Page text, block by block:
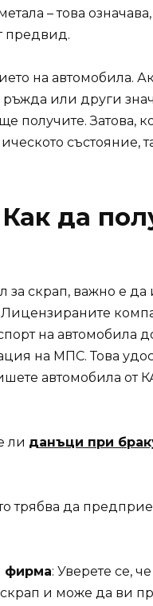
– това
предвид.
на автомобила.
или други
получите. Затова,
състояние,
да
за скрап, важно е
Лицензираните
на автомобила
на МПС. Това
автомобила от
ли данъци при
трябва да
фирма: Уверете се,
скрап и може да ви